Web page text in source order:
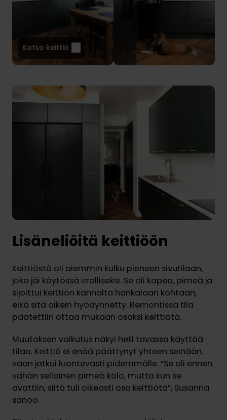
Katso keittiö
Lisäneliöitä keittiöön
Keittiöstä oli aiemmin kulku pieneen sivutilaan,
joka jäi käytössä irralliseksi. Se oli kapea, pimeä ja
sijoittui keittiön kannalta hankalaan kohtaan,
eikä sitä oikein hyödynnetty. Remontissa tila
päätettiin ottaa mukaan osaksi keittiötä.
Muutoksen vaikutus näkyi heti tavassa käyttää
tilaa. Keittiö ei enää päättynyt yhteen seinään,
vaan jatkui luontevasti pidemmälle. “Se oli ennen
vähän sellainen pimeä kolo, mutta kun se
avattiin, siitä tuli oikeasti osa keittiötä”, Susanna
sanoo.